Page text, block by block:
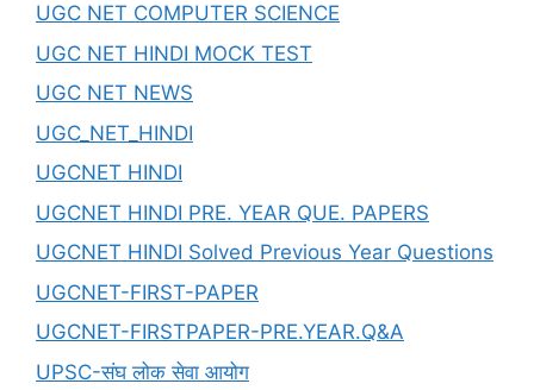
UGC NET COMPUTER SCIENCE
UGC NET HINDI MOCK TEST
UGC NET NEWS
UGC_NET_HINDI
UGCNET HINDI
UGCNET HINDI PRE. YEAR QUE. PAPERS
UGCNET HINDI Solved Previous Year Questions
UGCNET-FIRST-PAPER
UGCNET-FIRSTPAPER-PRE.YEAR.Q&A
UPSC-संघ लोक सेवा आयोग